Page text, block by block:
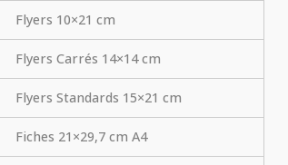
Flyers 10×21 cm
Flyers Carrés 14×14 cm
Flyers Standards 15×21 cm
Fiches 21×29,7 cm A4